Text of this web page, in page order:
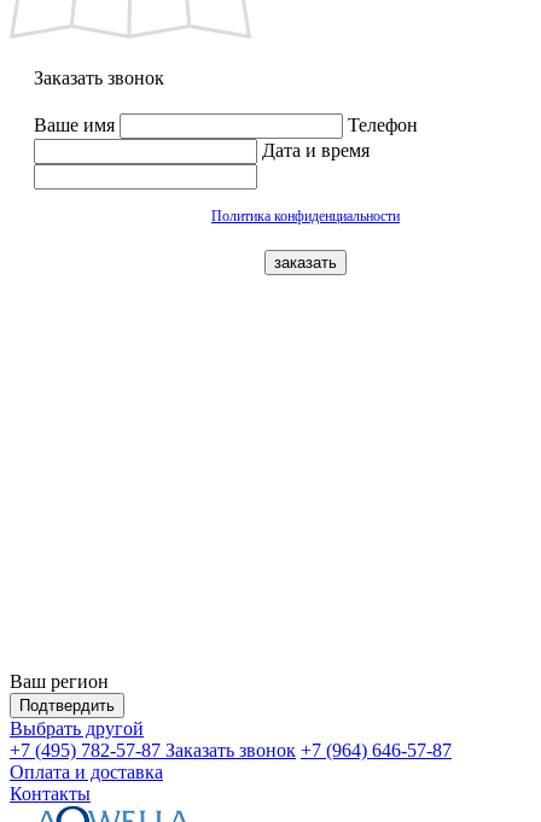
Заказать звонок
Ваше имя
Телефон
Дата и время
Политика конфиденциальности
заказать
Ваш регион
Подтвердить
Выбрать другой
+7 (495) 782-57-87 Заказать звонок +7 (964) 646-57-87
Оплата и доставка
Контакты